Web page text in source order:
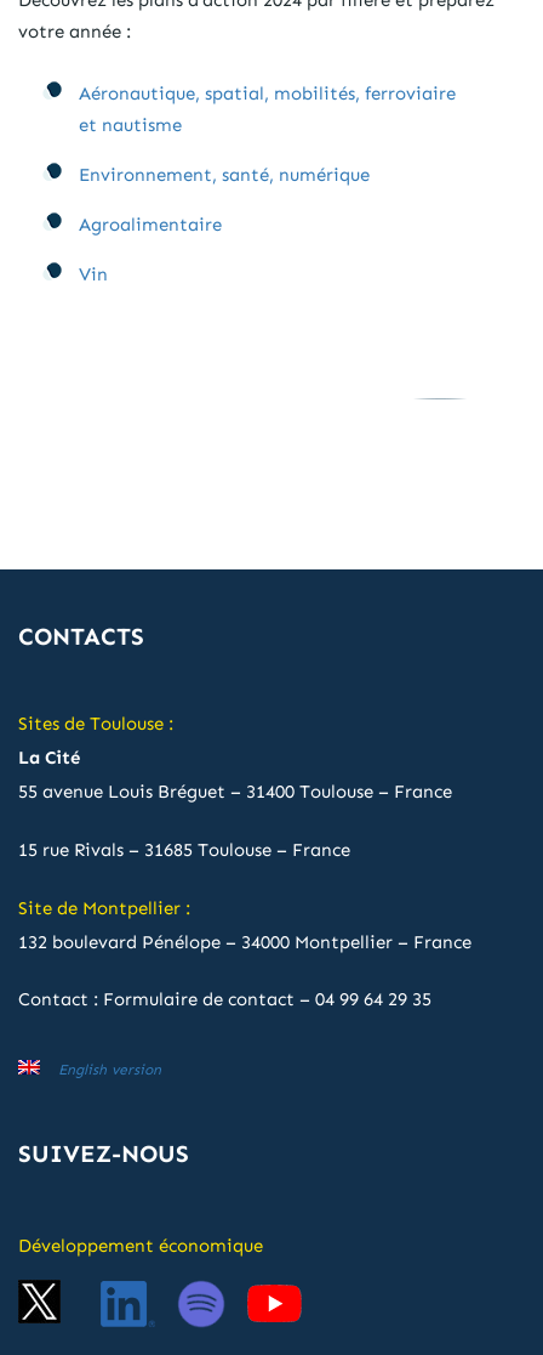
votre année :
Aéronautique, spatial, mobilités, ferroviaire
et nautisme
Environnement, santé, numérique
Agroalimentaire
Vin
CONTACTS
Sites de Toulouse :
La Cité
55 avenue Louis Bréguet – 31400 Toulouse – France
15 rue Rivals – 31685 Toulouse – France
Site de Montpellier :
132 boulevard Pénélope – 34000 Montpellier – France
Contact : Formulaire de contact – 04 99 64 29 35
English version
SUIVEZ-NOUS
Développement économique